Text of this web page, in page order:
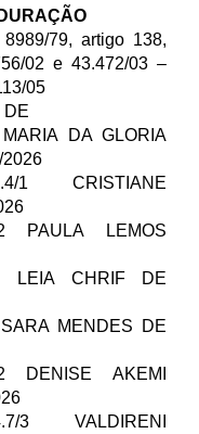
79, artigo 138,
02 e 43.472/03 –
05
DE
DA GLORIA
2026
1 CRISTIANE
2 PAULA LEMOS
1 LEIA CHRIF DE
MENDES DE
DENISE AKEMI
3 VALDIRENI